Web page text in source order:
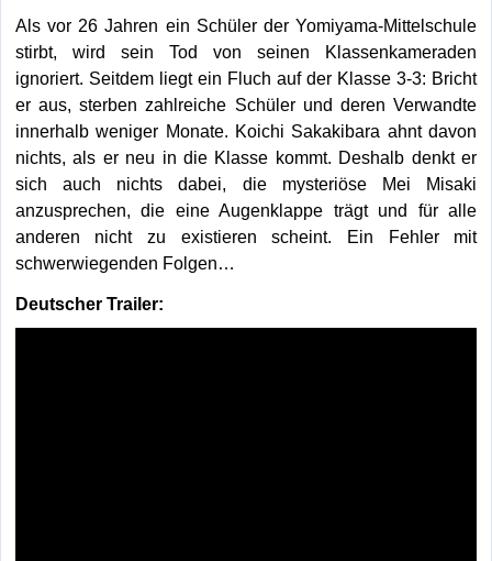
Als vor 26 Jahren ein Schüler der Yomiyama-Mittelschule
stirbt, wird sein Tod von seinen Klassenkameraden
ignoriert. Seitdem liegt ein Fluch auf der Klasse 3-3: Bricht
er aus, sterben zahlreiche Schüler und deren Verwandte
innerhalb weniger Monate. Koichi Sakakibara ahnt davon
nichts, als er neu in die Klasse kommt. Deshalb denkt er
sich auch nichts dabei, die mysteriöse Mei Misaki
anzusprechen, die eine Augenklappe trägt und für alle
anderen nicht zu existieren scheint. Ein Fehler mit
schwerwiegenden Folgen…
Deutscher Trailer: